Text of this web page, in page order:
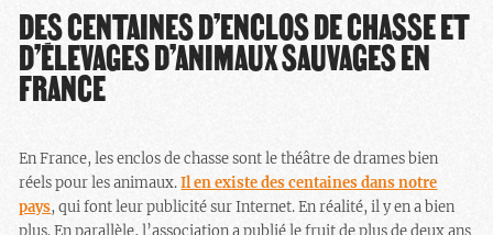
DES CENTAINES D’ENCLOS DE CHASSE ET
D’ÉLEVAGES D’ANIMAUX SAUVAGES EN
FRANCE
En France, les enclos de chasse sont le théâtre de drames bien
réels pour les animaux.Il en existe des centaines dans notre
pays, qui font leur publicité sur Internet. En réalité, il y en a bien